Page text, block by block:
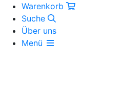
Warenkorb
Suche
Über uns
Menü